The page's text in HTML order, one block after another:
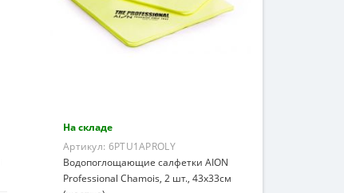
На складе
Артикул: 6PTU1APROLY
Водопоглощающие салфетки AION
Professional Chamois, 2 шт., 43х33см